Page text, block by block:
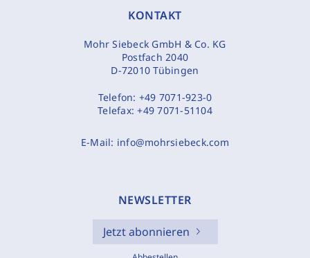
KONTAKT
Mohr Siebeck GmbH & Co. KG
Postfach 2040
D-72010 Tübingen
Telefon: +49 7071-923-0
Telefax:+49 7071-51104
E-Mail: info@mohrsiebeck.com
NEWSLETTER
Jetzt abonnieren